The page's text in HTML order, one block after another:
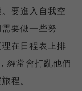
要進入自我空
要做一些努
在日程表上排
經常會打亂他們
程。